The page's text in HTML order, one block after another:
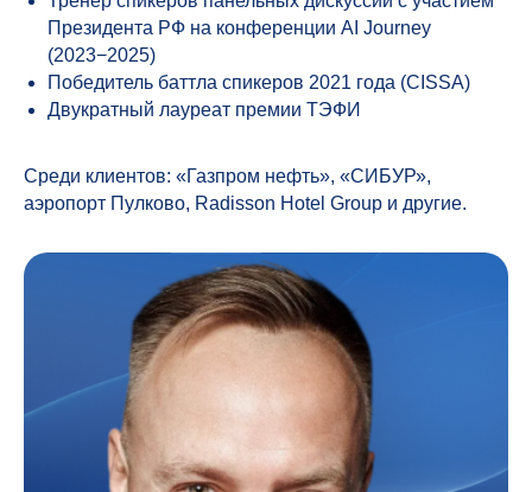
Президента РФ на конференции AI Journey
(2023−2025)
Победитель баттла спикеров 2021 года (CISSA)
Двукратный лауреат премии ТЭФИ
Среди клиентов: «Газпром нефть», «СИБУР»,
аэропорт Пулково, Radisson Hotel Group и другие.